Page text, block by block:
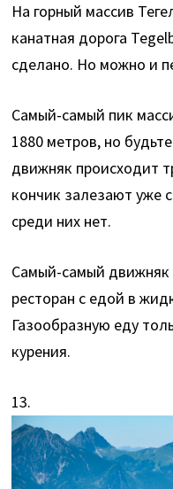
На горный массив
канатная дорога
сделано. Но можно и
Самый-самый пик
1880 метров, но
движняк происходит
кончик залезают уже
среди них нет.
Самый-самый движняк
ресторан с едой в
Газообразную еду
курения.
13.